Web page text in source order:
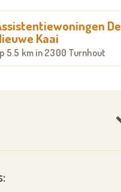
De
Kaai
5.5 km in 2300 Turnhout